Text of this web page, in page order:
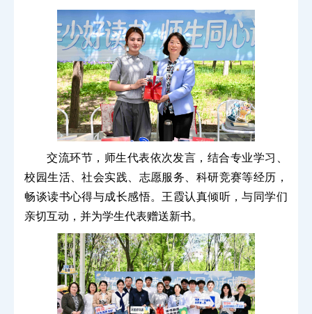
交流环节，师生代表依次发言，结合专业学习、
校园生活、社会实践、志愿服务、科研竞赛等经历，
畅谈读书心得与成长感悟。王霞认真倾听，与同学们
亲切互动，并为学生代表赠送新书。